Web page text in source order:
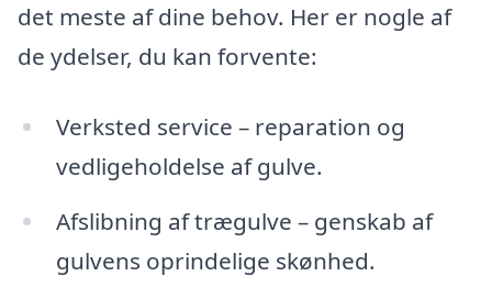
det meste af dine behov. Her er nogle af
de ydelser, du kan forvente:
Verksted service – reparation og
vedligeholdelse af gulve.
Afslibning af trægulve – genskab af
gulvens oprindelige skønhed.